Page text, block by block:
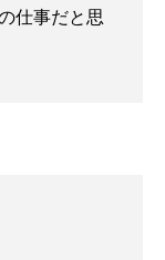
仕事だと思